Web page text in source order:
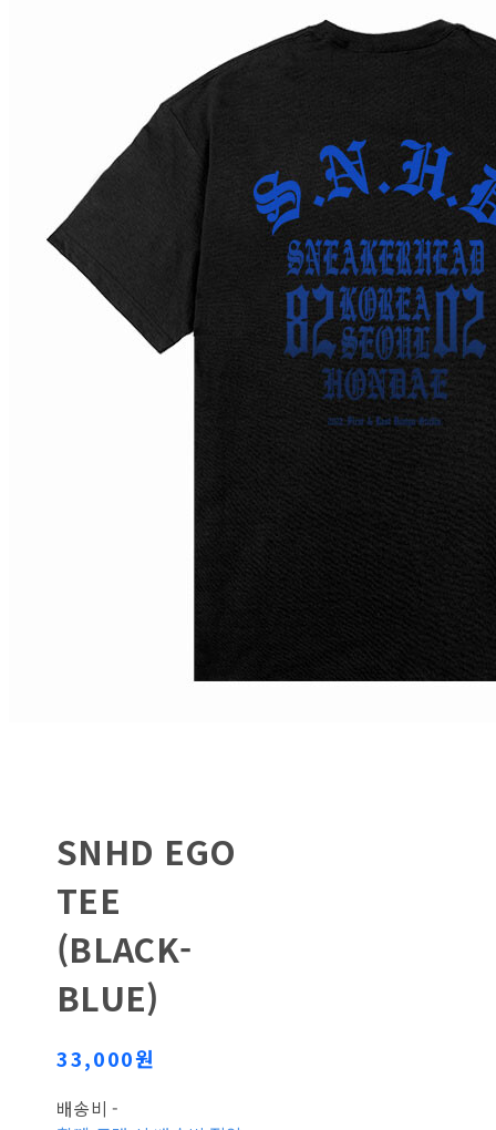
SNHD EGO
TEE
(BLACK-
BLUE)
33,000원
배송비 -